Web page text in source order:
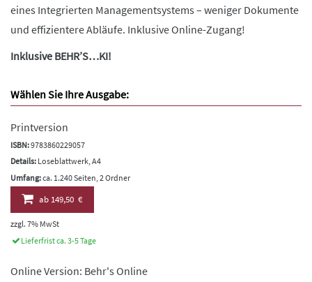
eines Integrierten Managementsystems – weniger Dokumente
und effizientere Abläufe. Inklusive Online-Zugang!
Inklusive BEHR’S…KI!
Wählen Sie Ihre Ausgabe:
Printversion
ISBN:9783860229057
Details: Loseblattwerk, A4
Umfang:ca. 1.240 Seiten, 2 Ordner
ab149,50 €
zzgl. 7% MwSt
Lieferfrist ca. 3-5 Tage
Online Version: Behr's Online